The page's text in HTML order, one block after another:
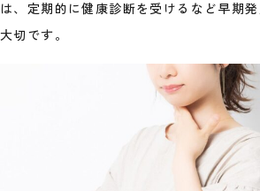
は、定期的に健康診断を受けるなど早期
大切です。